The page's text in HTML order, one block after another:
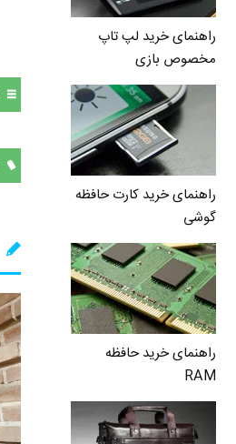
راهنمای خرید لپ تاپ
مخصوص بازی
راهنمای خرید کارت حافظه
گوشی
راهنمای خرید حافظه
RAM